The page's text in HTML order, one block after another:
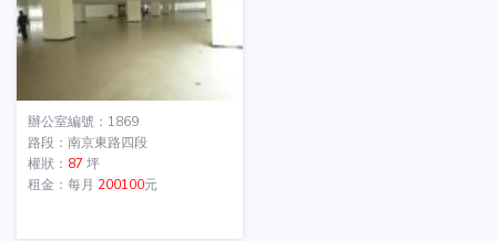
辦公室編號：1869
路段：南京東路四段
權狀： 87 坪
租金：每月 200100元